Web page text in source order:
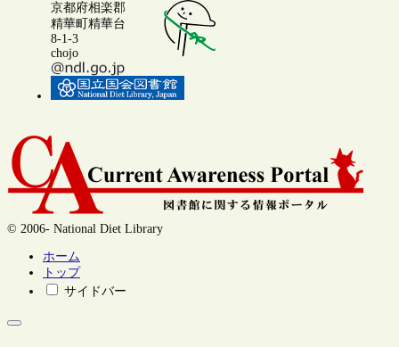
京都府相楽郡
精華町精華台
8-1-3
chojo
© 2006- National Diet Library
ホーム
トップ
サイドバー